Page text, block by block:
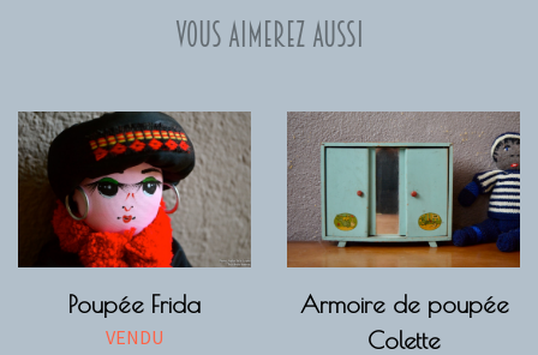
Vous aimerez aussi
Poupée Frida
VENDU
Armoire de poupée
Colette